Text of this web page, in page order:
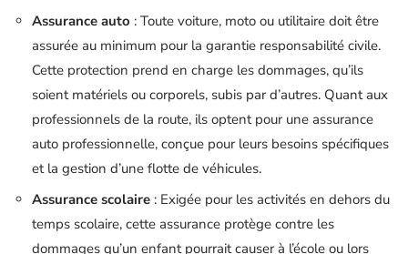
Assurance auto : Toute voiture, moto ou utilitaire doit être
assurée au minimum pour la garantie responsabilité civile.
Cette protection prend en charge les dommages, qu’ils
soient matériels ou corporels, subis par d’autres. Quant aux
professionnels de la route, ils optent pour une assurance
auto professionnelle, conçue pour leurs besoins spécifiques
et la gestion d’une flotte de véhicules.
Assurance scolaire : Exigée pour les activités en dehors du
temps scolaire, cette assurance protège contre les
dommages qu’un enfant pourrait causer à l’école ou lors